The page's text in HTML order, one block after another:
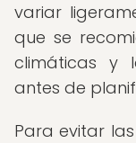
variar
que se
climáticas y
antes de
Para evitar